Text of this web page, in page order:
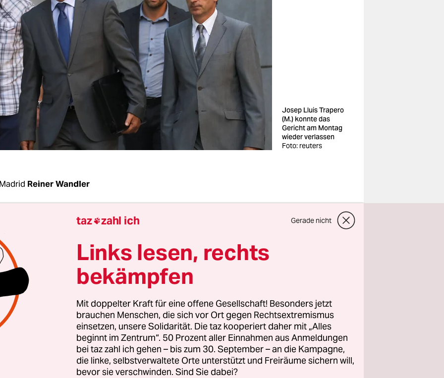
Josep Lluis Trapero
(M.) konnte das
Gericht am Montag
wieder verlassen
Foto: reuters
Reiner Wandler
katalanischen Autonomiepolizei Mossos d'Esquadra,
Trapero, muss seinen Pass abgeben und darf Spanien nicht
muss er sich regelmässig bei dem
Gericht melden. Dies beschloss Ermittlungsrichterin
am spanischen Sondergerichtshof, für Terror,
und Finanzdelikte, der Audiencia Nacional.
hinter den Forderungen der Staatsanwaltschaft zurück.
U-Haft ohne Kaution verlangt. Trapero soll sich – so die
des „Aufstandes“ schuldig gemacht haben. Er habe
Befehle gegeben, die den Anordnungen aus Madrid
taz zahl ich Gerade nicht
Links lesen, rechts
bekämpfen
Mit doppelter Kraft für eine offene Gesellschaft! Besonders jetzt
brauchen Menschen, die sich vor Ort gegen Rechtsextremismus
einsetzen, unsere Solidarität. Die taz kooperiert daher mit „Alles
beginnt im Zentrum“. 50 Prozent aller Einnahmen aus Anmeldungen
bei taz zahl ich gehen – bis zum 30. September – an die Kampagne,
die linke, selbstverwaltete Orte unterstützt und Freiräume sichern will,
bevor sie verschwinden. Sind Sie dabei?